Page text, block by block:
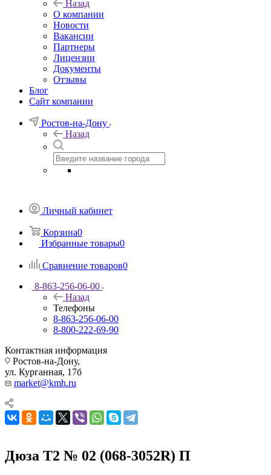
Назад
О компании
Новости
Вакансии
Партнеры
Лицензии
Документы
Отзывы
Блог
Сайт компании
Ростов-на-Дону
Назад
Личный кабинет
Корзина0
Избранные товары0
Сравнение товаров0
8-863-256-06-00
Назад
Телефоны
8-863-256-06-00
8-800-222-69-90
Контактная информация
Ростов-на-Дону,
ул. Курганная, 17б
market@kmh.ru
Дюза Т2 № 02 (068-3052R) П